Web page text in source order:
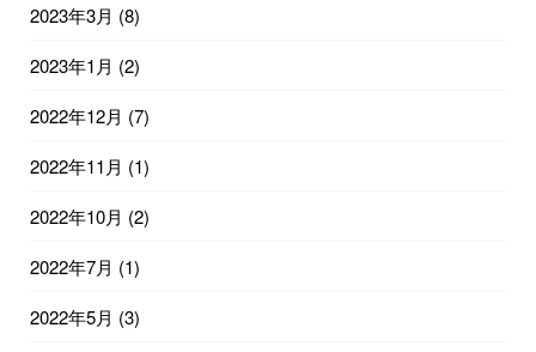
2023年3月 (8)
2023年1月 (2)
2022年12月 (7)
2022年11月 (1)
2022年10月 (2)
2022年7月 (1)
2022年5月 (3)